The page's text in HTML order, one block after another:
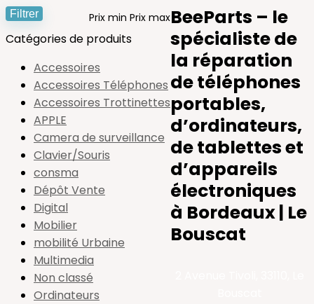
Prix min Prix max
Filtrer
Catégories de produits
Accessoires
Accessoires Téléphones
Accessoires Trottinettes
APPLE
Camera de surveillance
Clavier/Souris
consma
Dépôt Vente
Digital
Mobilier
mobilité Urbaine
Multimedia
Non classé
Ordinateurs
BeeParts – le
spécialiste de
la réparation
de téléphones
portables,
d’ordinateurs,
de tablettes et
d’appareils
électroniques
à Bordeaux | Le
Bouscat